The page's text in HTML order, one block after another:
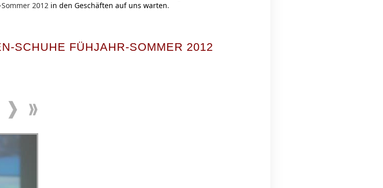
2012 in den Geschäften auf uns warten.
SCHUHE FÜHJAHR-SOMMER 2012